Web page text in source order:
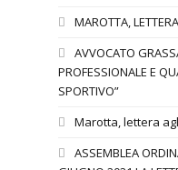
MAROTTA,
AVVOCATO
PROFESSIONALE E
SPORTIVO”
Marotta, lettera
ASSEMBLEA